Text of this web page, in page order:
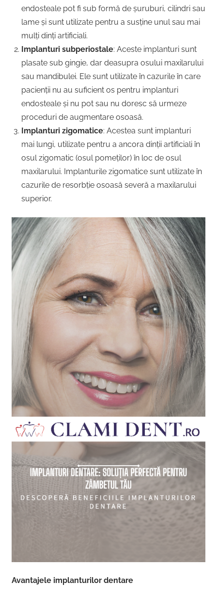
endosteale pot fi sub formă de șuruburi, cilindri sau
lame și sunt utilizate pentru a susține unul sau mai
mulți dinți artificiali.
Implanturi subperiostale: Aceste implanturi sunt
plasate sub gingie, dar deasupra osului maxilarului
sau mandibulei. Ele sunt utilizate în cazurile în care
pacienții nu au suficient os pentru implanturi
endosteale și nu pot sau nu doresc să urmeze
proceduri de augmentare osoasă.
Implanturi zigomatice: Acestea sunt implanturi
mai lungi, utilizate pentru a ancora dinții artificiali în
osul zigomatic (osul pomeților) în loc de osul
maxilarului. Implanturile zigomatice sunt utilizate în
cazurile de resorbție osoasă severă a maxilarului
superior.
Avantajele implanturilor dentare